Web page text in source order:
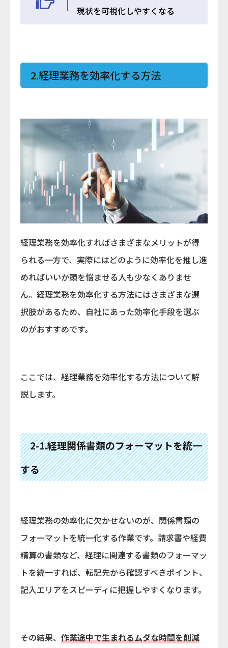
現状を可視化しやすくなる
2.経理業務を効率化する方法
経理業務を効率化すればさまざまなメリットが得
られる一方で、実際にはどのように効率化を推し進
めればいいか頭を悩ませる人も少なくありませ
ん。経理業務を効率化する方法にはさまざまな選
択肢があるため、自社にあった効率化手段を選ぶ
のがおすすめです。
ここでは、経理業務を効率化する方法について解
説します。
2-1.経理関係書類のフォーマットを統一
する
経理業務の効率化に欠かせないのが、関係書類の
フォーマットを統一化する作業です。請求書や経費
精算の書類など、経理に関連する書類のフォーマッ
トを統一すれば、転記先から確認すべきポイント、
記入エリアをスピーディに把握しやすくなります。
その結果、作業途中で生まれるムダな時間を削減